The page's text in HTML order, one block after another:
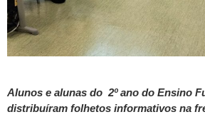
Alunos e alunas do 2º ano do Ensino
distribuíram folhetos informativos na